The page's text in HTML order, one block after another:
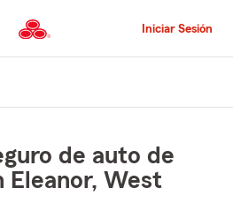
al
contenido
principal
Iniciar Sesión
de auto de
Eleanor, West